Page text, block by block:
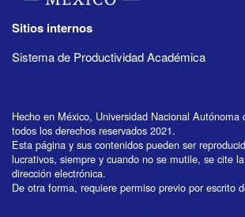
Sitios internos
Sistema de Productividad Académica
Hecho en México, Universidad Nacional Autónoma
todos los derechos reservados 2021.
Esta página y sus contenidos pueden ser
lucrativos, siempre y cuando no se mutile, se cite
dirección electrónica.
De otra forma, requiere permiso previo por escrito